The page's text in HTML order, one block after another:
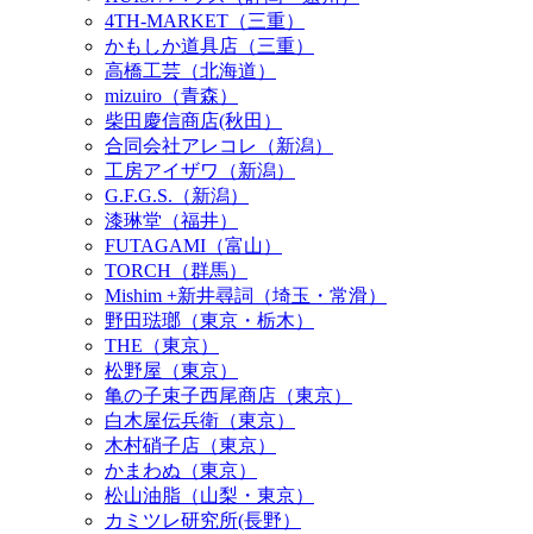
4TH-MARKET（三重）
かもしか道具店（三重）
高橋工芸（北海道）
mizuiro（青森）
柴田慶信商店(秋田）
合同会社アレコレ（新潟）
工房アイザワ（新潟）
G.F.G.S.（新潟）
漆琳堂（福井）
FUTAGAMI（富山）
TORCH（群馬）
Mishim +新井尋詞（埼玉・常滑）
野田琺瑯（東京・栃木）
THE（東京）
松野屋（東京）
亀の子束子西尾商店（東京）
白木屋伝兵衛（東京）
木村硝子店（東京）
かまわぬ（東京）
松山油脂（山梨・東京）
カミツレ研究所(長野）